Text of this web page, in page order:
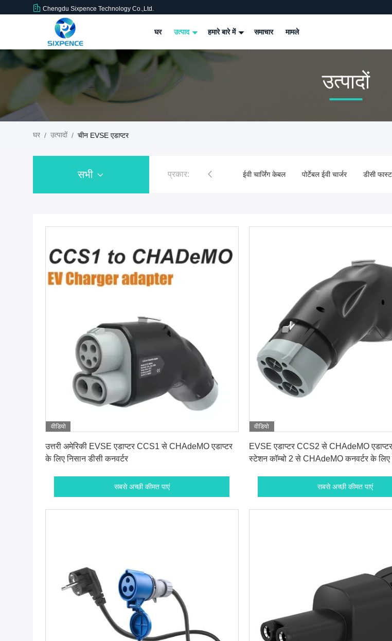
Chengdu Sixpence Technology Co.,Ltd.
घर उत्पाद हमारे बारे में समाचार मामले
उत्पादों
घर / उत्पादों / चीन EVSE एडाप्टर
सभी प्रकार:ईवी चार्जिंग पाइल ईवी चार्जिंग केबल पोर्टेबल ईवी चार्जर डीसी
वीडियो
उत्तरी अमेरिकी EVSE एडाप्टर CCS1 से CHAdeMO एडाप्टर
के लिए निसान डीसी कनवर्टर
सबसे अच्छी कीमत पाएं
वीडियो
EVSE एडाप्टर CCS2 से CHAdeMO
स्टेशन कॉम्बो 2 से CHAdeMO कनवर्टर के लिए
सबसे अच्छी कीमत पाएं